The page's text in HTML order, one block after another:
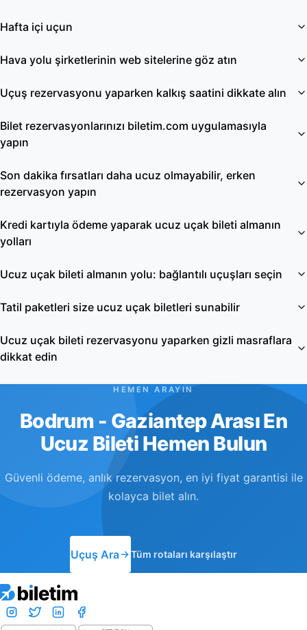
Hafta içi uçun
Hava yolu şirketlerinin web sitelerine göz atın
Uçuş rezervasyonu yaparken kalkış saatini dikkate alın
Bilet rezervasyonlarınızı biletim.com uygulamasıyla
yapın
Son dakika fırsatları daha ucuz olmayabilir, erken
rezervasyon yapın
Kredi kartıyla ödeme yaparak ucuz uçak bileti almanın
yolları
Ucuz uçak bileti almanın yolu: bağlantılı uçuşları seçin
Tatil paketleri size ucuz uçak biletleri sunabilir
Ucuz uçak bileti rezervasyonu yaparken gizli masraflara
dikkat edin
HEMEN ARAYIN
Bodrum - Gaziantep Arası En
Ucuz Bileti Hemen Bulun
Güvenli ödeme, anlık rezervasyon, en iyi fiyat garantisi ile
kolayca bilet alın.
Uçuş Ara Tüm rotaları karşılaştır